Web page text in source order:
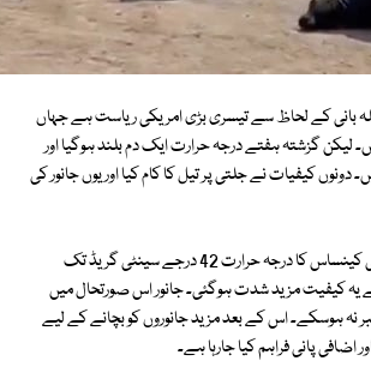
بانی کے لحاظ سے تیسری بڑی امریکی ریاست ہے جہاں
لیکن گزشتہ ہفتے درجہ حرارت ایک دم بلند ہوگیا اور
دونوں کیفیات نے جلتی پر تیل کا کام کیا اور یوں جانور کی
منگل کی روز شمال مشرقی کینساس کا درجہ حرارت 42 درجے سینٹی گریڈ تک
یہ کیفیت مزید شدت ہوگئی۔ جانور اس صورتحال میں
نہ ہوسکے۔ اس کے بعد مزید جانوروں کو بچانے کے لیے
اضافی پانی فراہم کیا جارہا ہے۔